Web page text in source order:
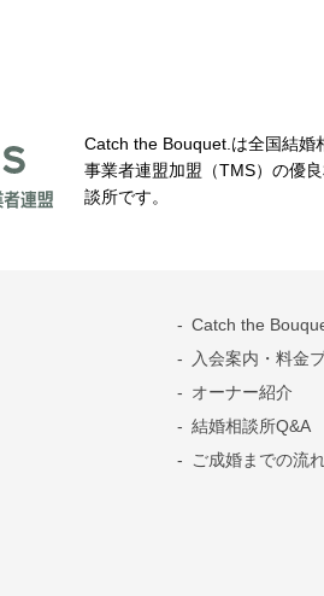
Catch the Bouquet.は全国結婚
事業者連盟加盟（TMS）の優
談所です。
Catch the
入会案内・料金
オーナー紹介
結婚相談所Q&A
ご成婚までの流